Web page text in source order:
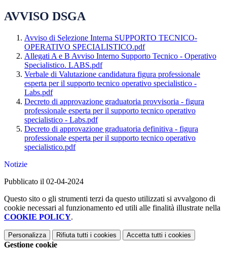
AVVISO DSGA
Avviso di Selezione Interna SUPPORTO TECNICO-
OPERATIVO SPECIALISTICO.pdf
Allegati A e B Avviso Interno Supporto Tecnico - Operativo
Specialistico. LABS.pdf
Verbale di Valutazione candidatura figura professionale
esperta per il supporto tecnico operativo specialistico -
Labs.pdf
Decreto di approvazione graduatoria provvisoria - figura
professionale esperta per il supporto tecnico operativo
specialistico - Labs.pdf
Decreto di approvazione graduatoria definitiva - figura
professionale esperta per il supporto tecnico operativo
specialistico.pdf
Notizie
Pubblicato il 02-04-2024
Questo sito o gli strumenti terzi da questo utilizzati si avvalgono di
cookie necessari al funzionamento ed utili alle finalità illustrate nella
COOKIE POLICY.
Personalizza Rifiuta tutti i cookies Accetta tutti i cookies
Gestione cookie